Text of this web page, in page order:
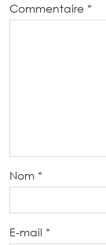
Commentaire *
Nom *
E-mail *